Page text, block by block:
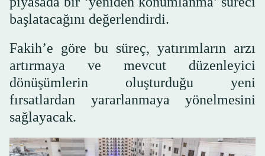
başlatacağını değerlendirdi.
Fakih’e göre bu süreç, yatırımların arzı
artırmaya ve mevcut düzenleyici
dönüşümlerin oluşturduğu yeni
fırsatlardan yararlanmaya yönelmesini
sağlayacak.